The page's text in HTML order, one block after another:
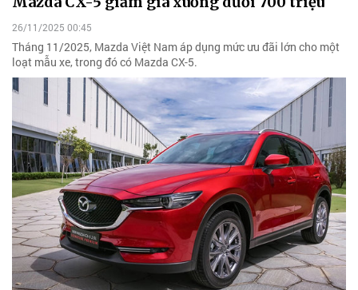
26/11/2025 00:45
Tháng 11/2025, Mazda Việt Nam áp dụng mức ưu đãi lớn cho một
loạt mẫu xe, trong đó có Mazda CX-5.